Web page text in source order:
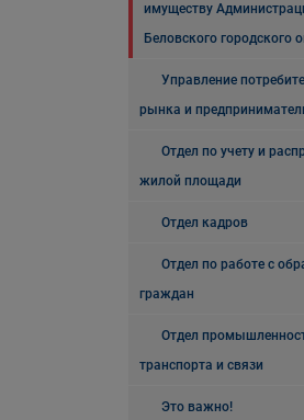
имуществу
Беловского городского
Управление
рынка и
Отдел по учету и
жилой площади
Отдел кадров
Отдел по работе с
граждан
Отдел
транспорта и связи
Это важно!